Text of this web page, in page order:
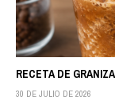
RECETA DE
30 DE JULIO DE 2026